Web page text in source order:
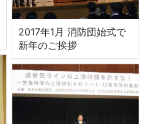
2017年1月 消防団始式で
新年のご挨拶